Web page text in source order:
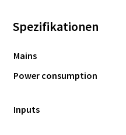
Spezifikationen
Mains
Power consumption
Inputs